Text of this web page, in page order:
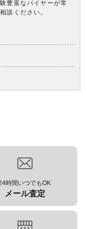
豊富なバイヤーが常
談ください。
時間いつでもOK
メール査定